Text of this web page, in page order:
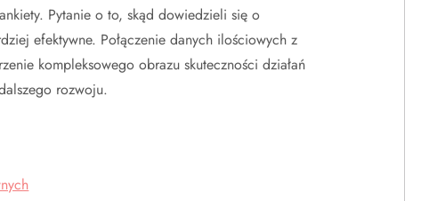
Pytanie o to, skąd dowiedzieli się o
efektywne. Połączenie danych ilościowych z
kompleksowego obrazu skuteczności działań
rozwoju.